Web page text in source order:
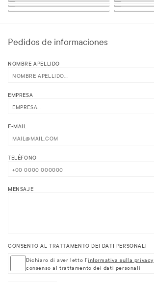
Pedidos de informaciones
NOMBRE APELLIDO
EMPRESA
E-MAIL
TELÉFONO
MENSAJE
CONSENTO AL TRATTAMENTO DEI DATI PERSONALI
Dichiaro di aver letto l'informativa sulla privacy
consenso al trattamento dei dati personali